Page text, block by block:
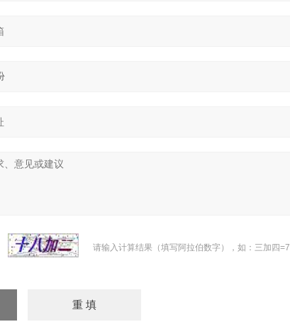
请输入计算结果（填写阿拉伯数字），如：三加四=7